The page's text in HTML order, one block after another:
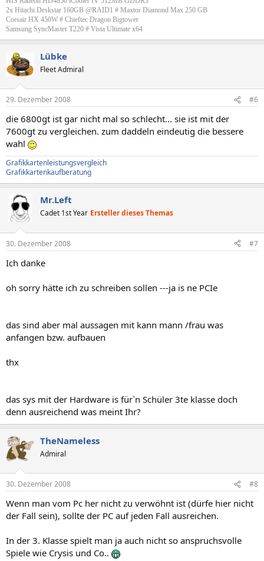
2x Hitachi Deskstar 160GB @RAID1 # Maxtor Diamond Max 250 GB
Corsair HX 450W # Chieftec Dragon Bigtower
Samsung SyncMaster T220 # Vista Ultimate x64​
Lübke
Fleet Admiral
29. Dezember 2008 #6
die 6800gt ist gar nicht mal so schlecht... sie ist mit der
7600gt zu vergleichen. zum daddeln eindeutig die bessere
wahl
Grafikkartenleistungsvergleich
Grafikkartenkaufberatung
Mr.Left
Cadet 1st Year Ersteller dieses Themas
30. Dezember 2008 #7
Ich danke
oh sorry hätte ich zu schreiben sollen ---ja is ne PCIe
das sind aber mal aussagen mit kann mann /frau was
anfangen bzw. aufbauen
thx
das sys mit der Hardware is für`n Schüler 3te klasse doch
denn ausreichend was meint Ihr?
TheNameless
Admiral
30. Dezember 2008 #8
Wenn man vom Pc her nicht zu verwöhnt ist (dürfe hier nicht
der Fall sein), sollte der PC auf jeden Fall ausreichen.
In der 3. Klasse spielt man ja auch nicht so anspruchsvolle
Spiele wie Crysis und Co..